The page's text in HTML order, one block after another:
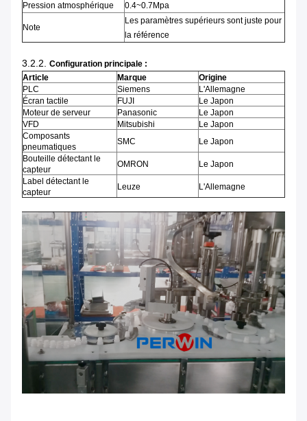
Pression atmosphérique
0.4~0.7Mpa
Note
Les paramètres supérieurs sont juste pour
la référence
3.2.2. Configuration principale :
Article
Marque
Origine
PLC
Siemens
L'Allemagne
Écran tactile
FUJI
Le Japon
Moteur de serveur
Panasonic
Le Japon
VFD
Mitsubishi
Le Japon
Composants
pneumatiques
SMC
Le Japon
Bouteille détectant le
capteur
OMRON
Le Japon
Label détectant le
capteur
Leuze L'Allemagne